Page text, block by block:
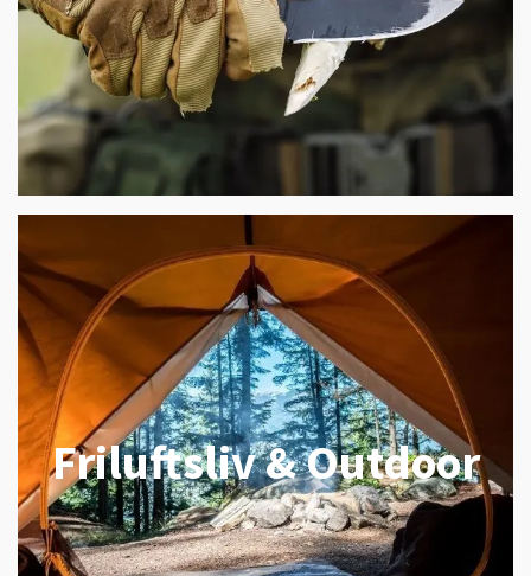
Friluftsliv & Outdoor